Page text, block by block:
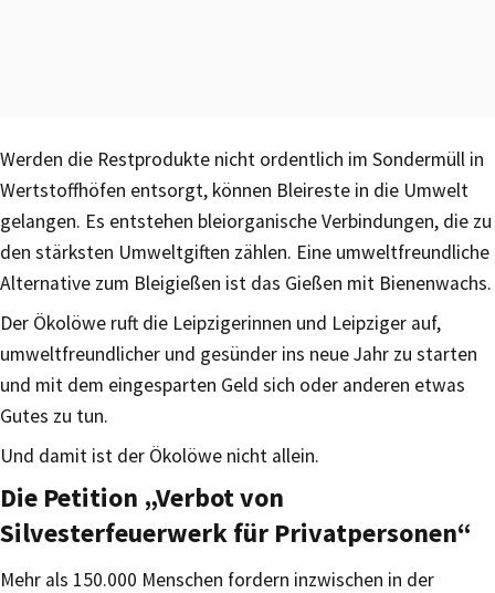
Werden die Restprodukte nicht ordentlich im Sondermüll in
Wertstoffhöfen entsorgt, können Bleireste in die Umwelt
gelangen. Es entstehen bleiorganische Verbindungen, die zu
den stärksten Umweltgiften zählen. Eine umweltfreundliche
Alternative zum Bleigießen ist das Gießen mit Bienenwachs.
Der Ökolöwe ruft die Leipzigerinnen und Leipziger auf,
umweltfreundlicher und gesünder ins neue Jahr zu starten
und mit dem eingesparten Geld sich oder anderen etwas
Gutes zu tun.
Und damit ist der Ökolöwe nicht allein.
Die Petition „Verbot von
Silvesterfeuerwerk für Privatpersonen“
Mehr als 150.000 Menschen fordern inzwischen in der